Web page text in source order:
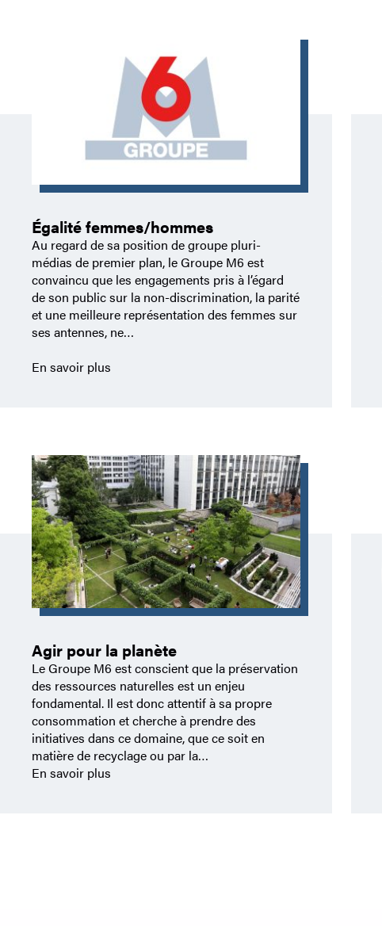
Égalité femmes/hommes
Au regard de sa position de groupe pluri-
médias de premier plan, le Groupe M6 est
convaincu que les engagements pris à l’égard
de son public sur la non-discrimination, la parité
et une meilleure représentation des femmes sur
ses antennes, ne…
En savoir plus
Agir pour la planète
Le Groupe M6 est conscient que la préservation
des ressources naturelles est un enjeu
fondamental. Il est donc attentif à sa propre
consommation et cherche à prendre des
initiatives dans ce domaine, que ce soit en
matière de recyclage ou par la…
En savoir plus